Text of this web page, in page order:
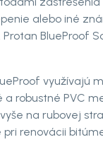
alebo iné
BlueProof
využívajú
a robustné PVC
na rubovej
renovácii